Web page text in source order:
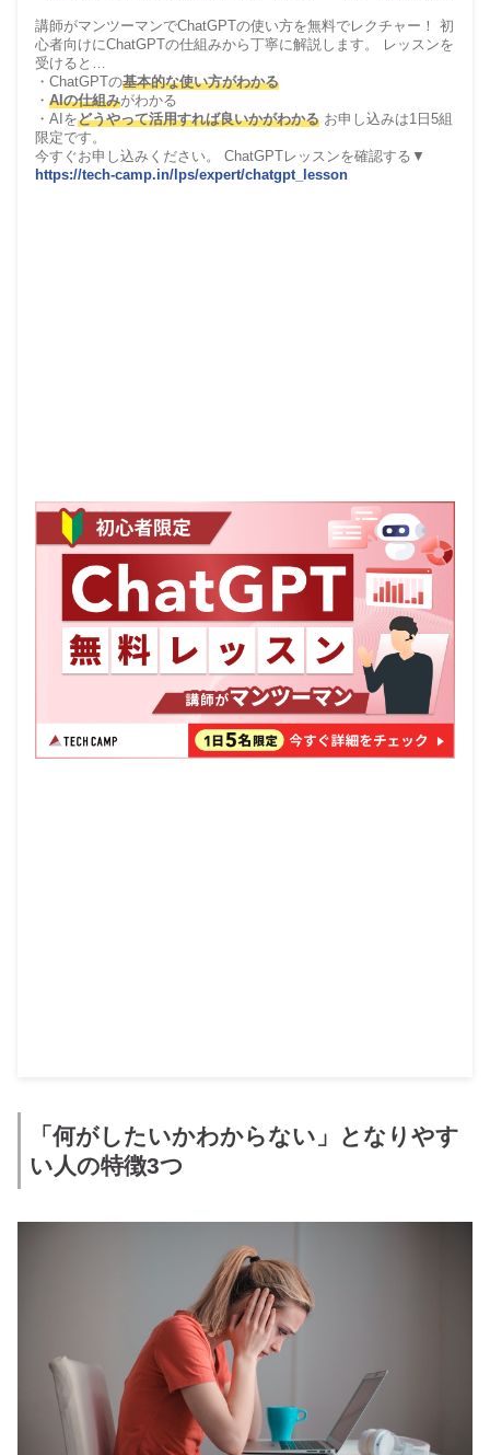
講師がマンツーマンでChatGPTの使い方を無料でレクチャー！ 初
心者向けにChatGPTの仕組みから丁寧に解説します。 レッスンを
受けると…
・ChatGPTの基本的な使い方がわかる
・ AIの仕組みがわかる
・AIをどうやって活用すれば良いかがわかる お申し込みは1日5組
限定です。
今すぐお申し込みください。 ChatGPTレッスンを確認する▼
https://tech-camp.in/lps/expert/chatgpt_lesson
「何がしたいかわからない」となりやす
い人の特徴3つ